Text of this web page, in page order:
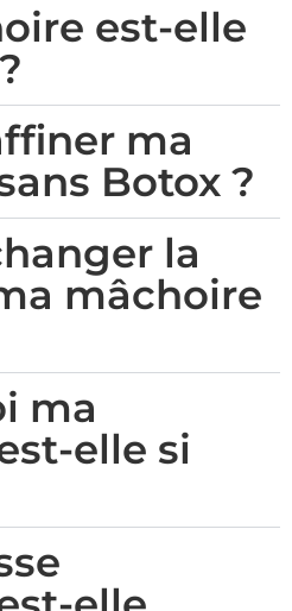
est-elle
ma
Botox ?
la
mâchoire
ma
elle si